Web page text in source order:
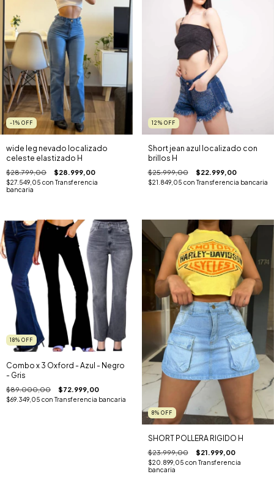
-1 % OFF
wide leg nevado localizado
celeste elastizado H
$28.799,00 $28.999,00
$27.549,05 con Transferencia
bancaria
12 % OFF
Short jean azul localizado con
brillos H
$25.999,00 $22.999,00
$21.849,05 con Transferencia bancaria
18% OFF
Combo x 3 Oxford - Azul - Negro
- Gris
$89.000,00 $72.999,00
$69.349,05 con Transferencia bancaria
8% OFF
SHORT POLLERA RIGIDO H
$23.999,00 $21.999,00
$20.899,05 con Transferencia
bancaria